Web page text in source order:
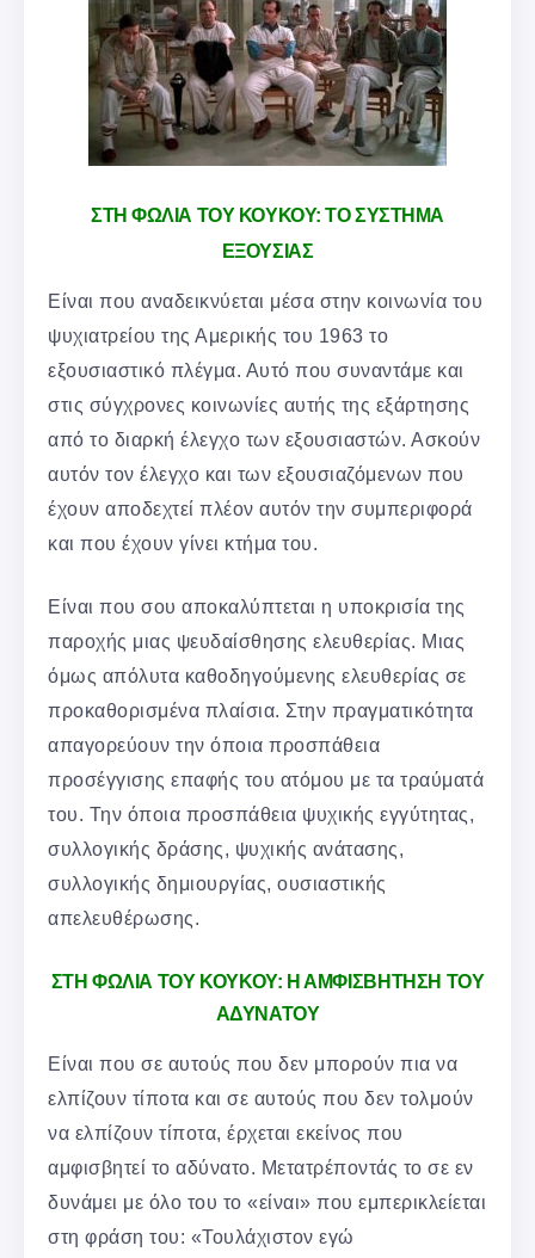
ΣΤΗ ΦΩΛΙΑ ΤΟΥ ΚΟΥΚΟΥ: ΤΟ ΣΥΣΤΗΜΑ
ΕΞΟΥΣΙΑΣ
Είναι που αναδεικνύεται μέσα στην κοινωνία του
ψυχιατρείου της Αμερικής του 1963 το
εξουσιαστικό πλέγμα. Αυτό που συναντάμε και
στις σύγχρονες κοινωνίες αυτής της εξάρτησης
από το διαρκή έλεγχο των εξουσιαστών. Ασκούν
αυτόν τον έλεγχο και των εξουσιαζόμενων που
έχουν αποδεχτεί πλέον αυτόν την συμπεριφορά
και που έχουν γίνει κτήμα του.
Είναι που σου αποκαλύπτεται η υποκρισία της
παροχής μιας ψευδαίσθησης ελευθερίας. Μιας
όμως απόλυτα καθοδηγούμενης ελευθερίας σε
προκαθορισμένα πλαίσια. Στην πραγματικότητα
απαγορεύουν την όποια προσπάθεια
προσέγγισης επαφής του ατόμου με τα τραύματά
του. Την όποια προσπάθεια ψυχικής εγγύτητας,
συλλογικής δράσης, ψυχικής ανάτασης,
συλλογικής δημιουργίας, ουσιαστικής
απελευθέρωσης.
ΣΤΗ ΦΩΛΙΑ ΤΟΥ ΚΟΥΚΟΥ: Η ΑΜΦΙΣΒΗΤΗΣΗ ΤΟΥ
ΑΔΥΝΑΤΟΥ
Είναι που σε αυτούς που δεν μπορούν πια να
ελπίζουν τίποτα και σε αυτούς που δεν τολμούν
να ελπίζουν τίποτα, έρχεται εκείνος που
αμφισβητεί το αδύνατο. Μετατρέποντάς το σε εν
δυνάμει με όλο του το «είναι» που εμπερικλείεται
στη φράση του: «Τουλάχιστον εγώ